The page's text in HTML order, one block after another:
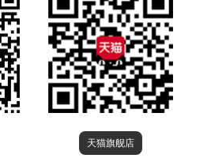
天猫旗舰店